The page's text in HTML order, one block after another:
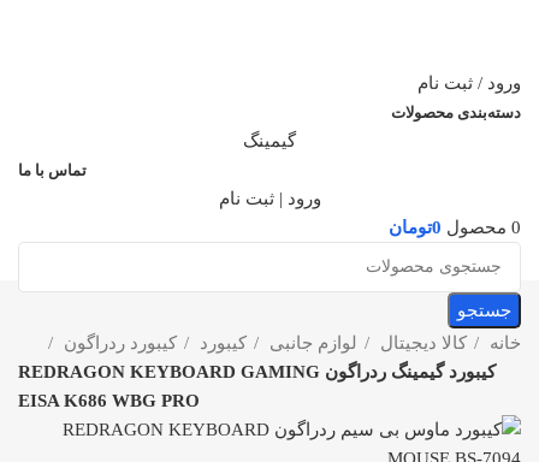
ورود / ثبت نام
دسته‌بندی محصولات
گیمینگ
تماس با ما
ورود | ثبت نام
0 محصول 0تومان
جستجو
خانه
کالا دیجیتال لوازم جانبی کیبورد
کیبورد ردراگون
کیبورد گیمینگ ردراگون REDRAGON KEYBOARD GAMING
EISA K686 WBG PRO